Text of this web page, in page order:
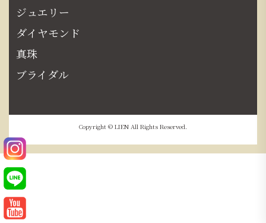
ジュエリー
ダイヤモンド
真珠
ブライダル
Copyright © LIEN All Rights Reserved.